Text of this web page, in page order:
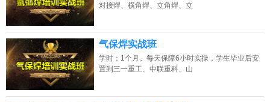
对接焊、横角焊、立角焊、立
气保焊实战班
学时：1个月。每天保障6小时实操，学生毕业后安
置到三一重工、中联重科、山